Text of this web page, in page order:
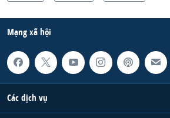
Mạng xã hội
Các dịch vụ